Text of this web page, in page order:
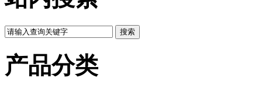
产品分类